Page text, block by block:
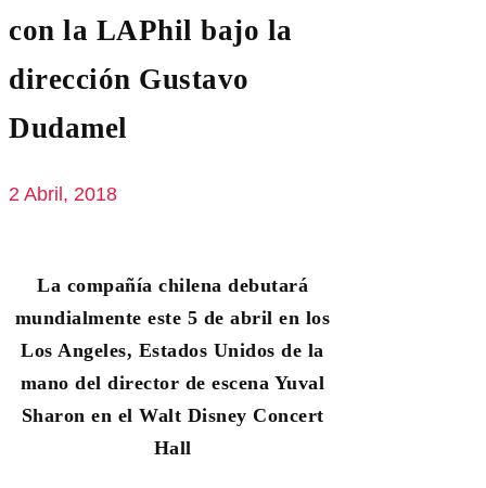
con la LAPhil bajo la
dirección Gustavo
Dudamel
2 Abril, 2018
La compañía chilena debutará
mundialmente este 5 de abril en los
Los Angeles, Estados Unidos de la
mano del director de escena Yuval
Sharon en el Walt Disney Concert
Hall